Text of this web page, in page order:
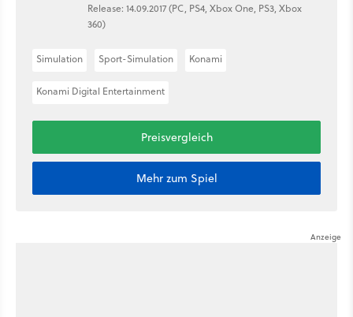
Release: 14.09.2017 (PC, PS4, Xbox One, PS3, Xbox
360)
Simulation Sport-Simulation Konami
Konami Digital Entertainment
Preisvergleich
Mehr zum Spiel